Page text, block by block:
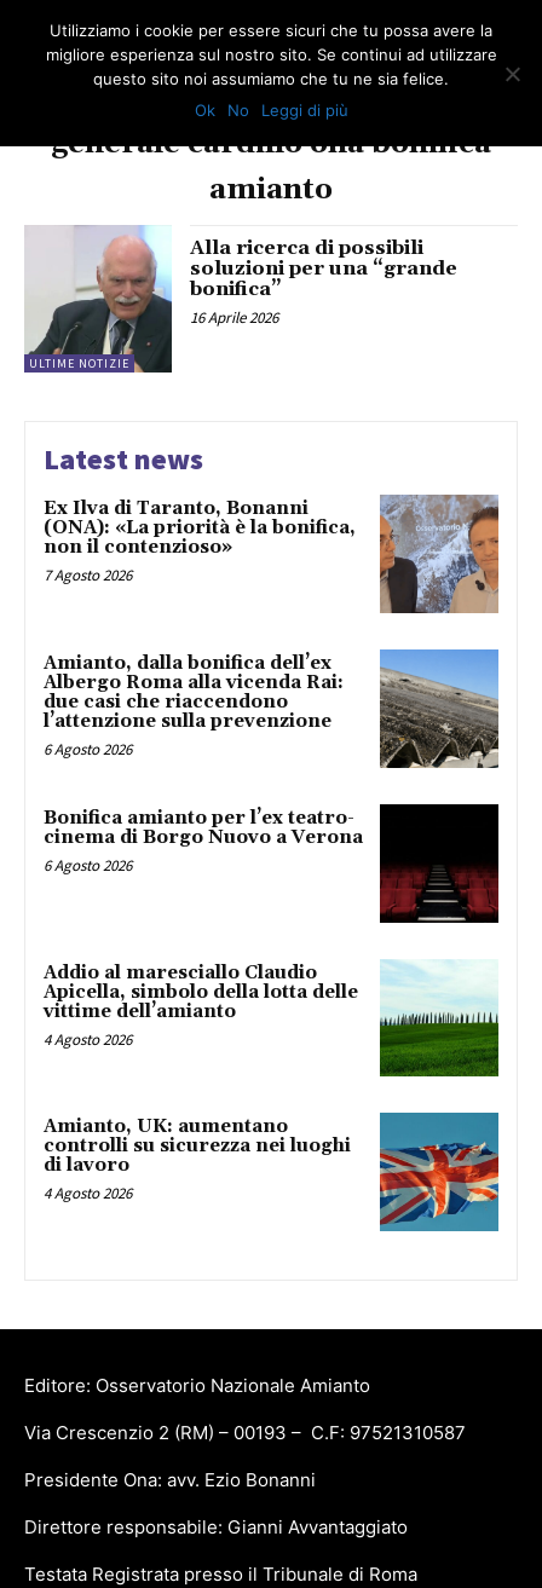
generale cardillo ona bonifica
amianto
ULTIME NOTIZIE
Alla ricerca di possibili
soluzioni per una “grande
bonifica”
16 Aprile 2026
Latest news
Ex Ilva di Taranto, Bonanni
(ONA): «La priorità è la bonifica,
non il contenzioso»
7 Agosto 2026
Amianto, dalla bonifica dell’ex
Albergo Roma alla vicenda Rai:
due casi che riaccendono
l’attenzione sulla prevenzione
6 Agosto 2026
Bonifica amianto per l’ex teatro-
cinema di Borgo Nuovo a Verona
6 Agosto 2026
Addio al maresciallo Claudio
Apicella, simbolo della lotta delle
vittime dell’amianto
4 Agosto 2026
Amianto, UK: aumentano
controlli su sicurezza nei luoghi
di lavoro
4 Agosto 2026
Editore: Osservatorio Nazionale Amianto
Via Crescenzio 2 (RM) – 00193 – C.F: 97521310587
Presidente Ona: avv. Ezio Bonanni
Direttore responsabile: Gianni Avvantaggiato
Testata Registrata presso il Tribunale di Roma
Utilizziamo i cookie per essere sicuri che tu possa avere la
migliore esperienza sul nostro sito. Se continui ad utilizzare
questo sito noi assumiamo che tu ne sia felice.
Ok
No Leggi di più